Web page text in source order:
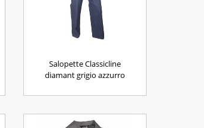
Salopette Classicline
diamant grigio azzurro